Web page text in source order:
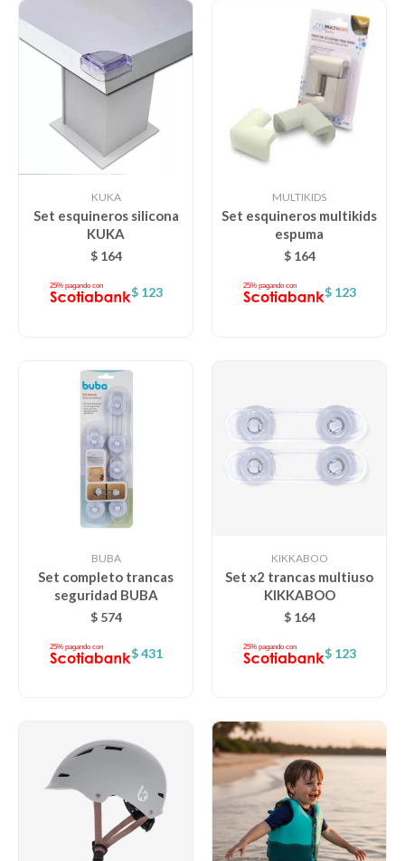
KUKA
Set esquineros silicona
KUKA
$ 164
$ 123
MULTIKIDS
Set esquineros multikids
espuma
$ 164
$ 123
BUBA
Set completo trancas
seguridad BUBA
$ 574
$ 431
KIKKABOO
Set x2 trancas multiuso
KIKKABOO
$ 164
$ 123